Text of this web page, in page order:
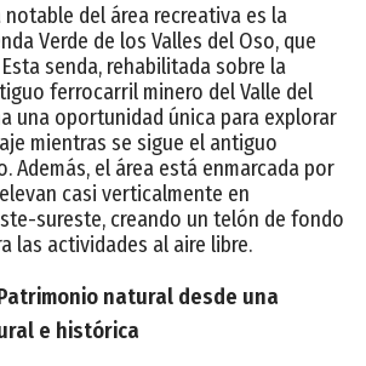
del área recreativa es la
Verde de los Valles del Oso, que
senda, rehabilitada sobre la
ferrocarril minero del Valle del
una oportunidad única para explorar
mientras se sigue el antiguo
Además, el área está enmarcada por
casi verticalmente en
sureste, creando un telón de fondo
las actividades al aire libre.
natural desde una
e histórica